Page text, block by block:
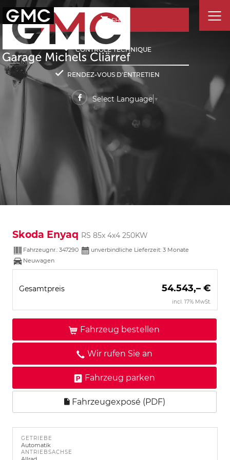
SHOP
CONTRÔLE TECHNIQUE
RENDEZ-VOUS D'ENTRETIEN
Select Language ▼
Skoda Enyaq RS 85x 4x4 250KW
Fahrzeugnr.: 347290 unverbindliche Lieferzeit: 3 Monate
Neuwagen
Gesamtpreis 54.543,– €
incl. 17% MwSt.
Fahrzeug bestellen
Wir rufen Sie an
Fahrzeug parken
Fahrzeugexposé (PDF)
GETRIEBE
Automatik
ANTRIEBSACHSE